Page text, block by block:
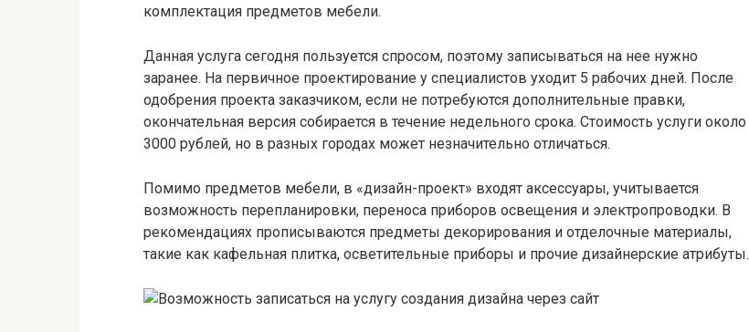
комплектация предметов мебели.
Данная услуга сегодня пользуется спросом, поэтому записываться на нее нужно
заранее. На первичное проектирование у специалистов уходит 5 рабочих дней. После
одобрения проекта заказчиком, если не потребуются дополнительные правки,
окончательная версия собирается в течение недельного срока. Стоимость услуги около
3000 рублей, но в разных городах может незначительно отличаться.
Помимо предметов мебели, в «дизайн-проект» входят аксессуары, учитывается
возможность перепланировки, переноса приборов освещения и электропроводки. В
рекомендациях прописываются предметы декорирования и отделочные материалы,
такие как кафельная плитка, осветительные приборы и прочие дизайнерские атрибуты.